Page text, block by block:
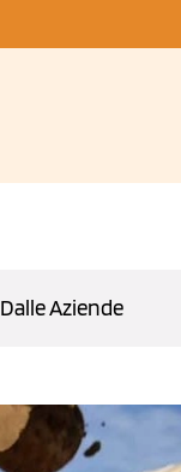
Dalle Aziende